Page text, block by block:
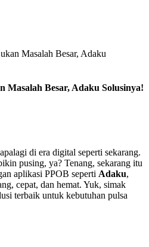
Masalah Besar, Adaku
Masalah Besar, Adaku Solusinya!
di era digital seperti sekarang.
pusing, ya? Tenang, sekarang itu
aplikasi PPOB seperti Adaku,
cepat, dan hemat. Yuk, simak
terbaik untuk kebutuhan pulsa